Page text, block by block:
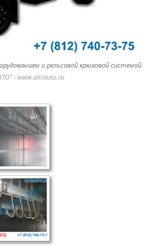
и рельсовой крюковой системой
- www.altiauto.ru